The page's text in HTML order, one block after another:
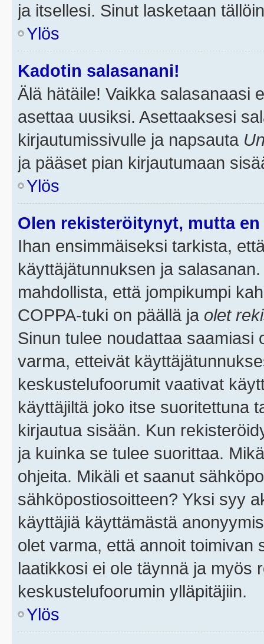
ja itsellesi. Sinut lasketaan
Ylös
Kadotin salasanani!
Älä hätäile! Vaikka salasanaasi
asettaa uusiksi. Asettaaksesi
kirjautumissivulle ja napsauta
ja pääset pian kirjautumaan
Ylös
Olen rekisteröitynyt, mutta
Ihan ensimmäiseksi tarkista,
käyttäjätunnuksen ja
mahdollista, että jompikumpi
COPPA-tuki on päällä ja olet
Sinun tulee noudattaa saamiasi
varma, etteivät
keskustelufoorumit vaativat
käyttäjiltä joko itse suoritettuna
kirjautua sisään. Kun
ja kuinka se tulee suorittaa.
ohjeita. Mikäli et saanut
sähköpostiosoitteen? Yksi syy
käyttäjiä käyttämästä
olet varma, että annoit toimivan
laatikkosi ei ole täynnä ja myös
keskustelufoorumin ylläpitäjiin.
Ylös